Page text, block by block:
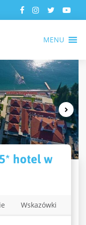
MENU
hotel w
Wskazówki